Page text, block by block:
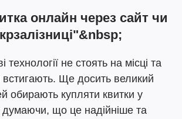
онлайн через сайт чи
технології не стоять на місці та
встигають. Ще досить великий
обирають купляти квитки у
думаючи, що це надійніше та